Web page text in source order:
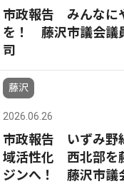
市政報告 みんなに
を！ 藤沢市議会議
司
藤沢
2026.06.26
市政報告 いずみ野
域活性化 西北部を
ジンへ！ 藤沢市議